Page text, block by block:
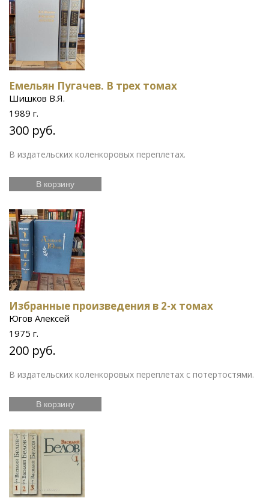
Емельян Пугачев. В трех томах
Шишков В.Я.
1989 г.
300 руб.
В издательских коленкоровых переплетах.
В корзину
Избранные произведения в 2-х томах
Югов Алексей
1975 г.
200 руб.
В издательских коленкоровых переплетах с потертостями.
В корзину